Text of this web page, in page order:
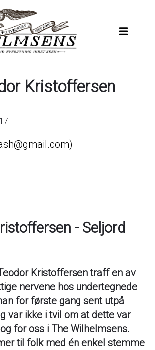
Kristoffersen
- Seljord
Kristoffersen traff en av
nervene hos undertegnede
for første gang sent utpå
var ikke i tvil om at dette var
for oss i The Wilhelmsens.
til folk med én enkel stemme